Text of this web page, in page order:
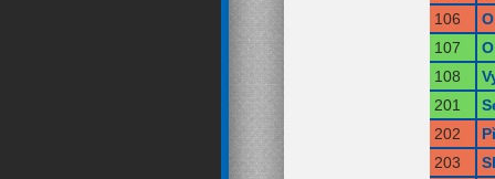
106
107
108
201
202
203